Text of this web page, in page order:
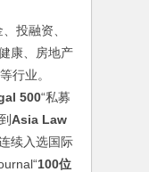
投融资、
康、房地产
行业。
500“私募
Asia Law
续入选国际
100位